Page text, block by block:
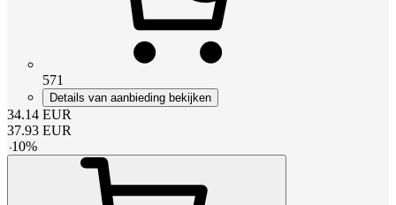
571
Details van aanbieding bekijken
34.14 EUR
37.93 EUR
-10%